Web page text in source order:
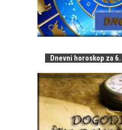
Dnevni horoskop za